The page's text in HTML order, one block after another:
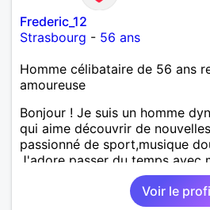
Frederic_12
Strasbourg - 56 ans
Homme célibataire de 56 ans
amoureuse
Bonjour ! Je suis un homme
qui aime découvrir de
passionné de sport,musique
J'adore passer du temps avec
partager des moments
Voir le